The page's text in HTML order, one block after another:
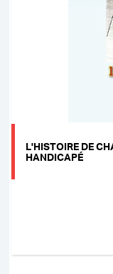
L'HISTOIRE DE
HANDICAPÉ